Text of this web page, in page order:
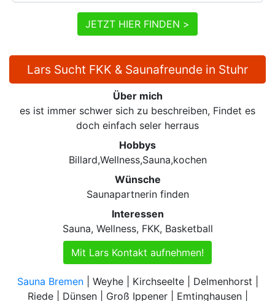
JETZT HIER FINDEN >
Lars Sucht FKK & Saunafreunde in Stuhr
Über mich
es ist immer schwer sich zu beschreiben, Findet es
doch einfach seler herraus
Hobbys
Billard,Wellness,Sauna,kochen
Wünsche
Saunapartnerin finden
Interessen
Sauna, Wellness, FKK, Basketball
Mit Lars Kontakt aufnehmen!
Sauna Bremen| Weyhe | Kirchseelte | Delmenhorst |
Riede | Dünsen | Groß Ippener | Emtinghausen |